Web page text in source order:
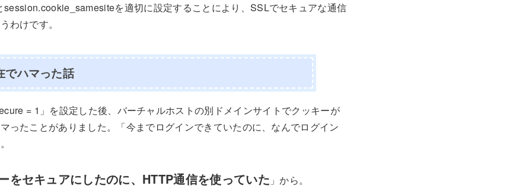
を適切に設定することにより、SSLでセキュアな通信
わけです。
ハマった話
= 1」を設定した後、バーチャルホストの別ドメインサイトでクッキーが
ったことがありました。「今までログインできていたのに、なんでログイン
をセキュアにしたのに、HTTP通信を使っていた 」から。